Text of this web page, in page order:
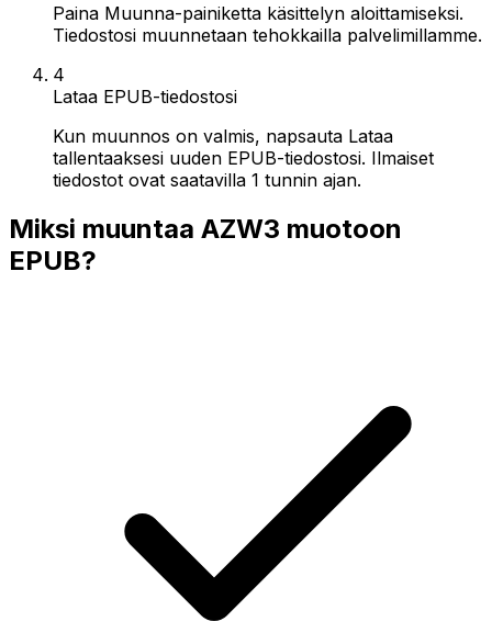
Paina Muunna-painiketta käsittelyn aloittamiseksi.
Tiedostosi muunnetaan tehokkailla palvelimillamme.
4
Lataa EPUB-tiedostosi
Kun muunnos on valmis, napsauta Lataa
tallentaaksesi uuden EPUB-tiedostosi. Ilmaiset
tiedostot ovat saatavilla 1 tunnin ajan.
Miksi muuntaa AZW3 muotoon
EPUB?